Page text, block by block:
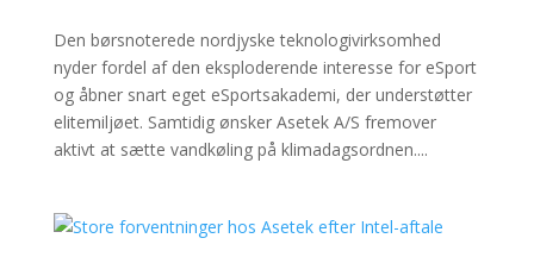
Den børsnoterede nordjyske teknologivirksomhed
nyder fordel af den eksploderende interesse for eSport
og åbner snart eget eSportsakademi, der understøtter
elitemiljøet. Samtidig ønsker Asetek A/S fremover
aktivt at sætte vandkøling på klimadagsordnen....